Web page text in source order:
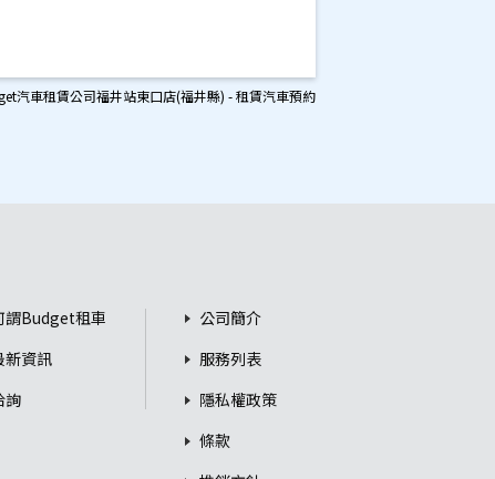
汽車租賃公司福井站東口店(福井縣) - 租賃汽車預約
謂Budget租車
新資訊
詢
公司簡介
服務列表
隱私權政策
條款